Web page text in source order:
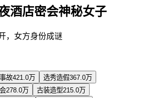
酒店密会神秘女子
，女方身份成谜
故421.0万 选秀造假367.0万
278.0万 古装造型215.0万